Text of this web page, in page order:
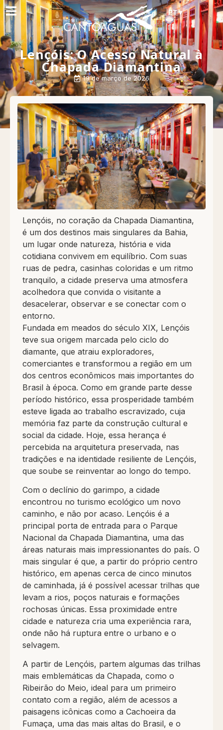
PT ▾
Lençóis: O Acesso Natural à
Chapada Diamantina
19 de março de 2026
Lençóis, no coração da Chapada Diamantina,
é um dos destinos mais singulares da Bahia,
um lugar onde natureza, história e vida
cotidiana convivem em equilíbrio. Com suas
ruas de pedra, casinhas coloridas e um ritmo
tranquilo, a cidade preserva uma atmosfera
acolhedora que convida o visitante a
desacelerar, observar e se conectar com o
entorno.
Fundada em meados do século XIX, Lençóis
teve sua origem marcada pelo ciclo do
diamante, que atraiu exploradores,
comerciantes e transformou a região em um
dos centros econômicos mais importantes do
Brasil à época. Como em grande parte desse
período histórico, essa prosperidade também
esteve ligada ao trabalho escravizado, cuja
memória faz parte da construção cultural e
social da cidade. Hoje, essa herança é
percebida na arquitetura preservada, nas
tradições e na identidade resiliente de Lençóis,
que soube se reinventar ao longo do tempo.
Com o declínio do garimpo, a cidade
encontrou no turismo ecológico um novo
caminho, e não por acaso. Lençóis é a
principal porta de entrada para o Parque
Nacional da Chapada Diamantina, uma das
áreas naturais mais impressionantes do país. O
mais singular é que, a partir do próprio centro
histórico, em apenas cerca de cinco minutos
de caminhada, já é possível acessar trilhas que
levam a rios, poços naturais e formações
rochosas únicas. Essa proximidade entre
cidade e natureza cria uma experiência rara,
onde não há ruptura entre o urbano e o
selvagem.
A partir de Lençóis, partem algumas das trilhas
mais emblemáticas da Chapada, como o
Ribeirão do Meio, ideal para um primeiro
contato com a região, além de acessos a
paisagens icônicas como a Cachoeira da
Fumaça, uma das mais altas do Brasil, e o